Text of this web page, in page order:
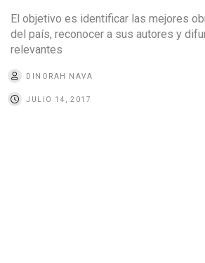
El objetivo es identificar las mejores
del país, reconocer a sus autores y
relevantes
DINORAH NAVA
JULIO 14, 2017